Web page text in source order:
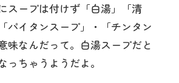
スープは付けず「白湯」「清
パイタンスープ」・「チンタン
味なんだって。白湯スープだと
っちゃうようだよ。